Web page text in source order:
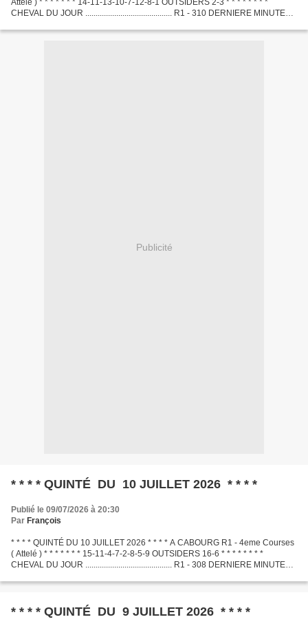
Attelé ) * * * * * * * 14-11-13-10-7-12-8-1 OUTSIDERS 2-3 * * * * * * * *
CHEVAL DU JOUR .......................................... R1 - 310 DERNIERE MINUTE
Publicité
* * * * QUINTÉ DU 10 JUILLET 2026 * * * *
Publié le 09/07/2026 à 20:30
Par François
* * * * QUINTÉ DU 10 JUILLET 2026 * * * * A CABOURG R1 - 4eme Courses
( Attelé ) * * * * * * * 15-11-4-7-2-8-5-9 OUTSIDERS 16-6 * * * * * * * *
CHEVAL DU JOUR .......................................... R1 - 308 DERNIERE MINUTE
* * * * QUINTÉ DU 9 JUILLET 2026 * * * *